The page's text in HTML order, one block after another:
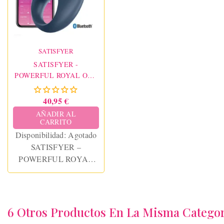
SATISFYER
SATISFYER -
POWERFUL ROYAL ONE
ANILLO VIBRADOR APP
40,95 €
AÑADIR AL
CARRITO
Disponibilidad: Agotado
SATISFYER –
POWERFUL ROYAL
ONE RING VIBRATOR
6 Otros Productos En La Misma